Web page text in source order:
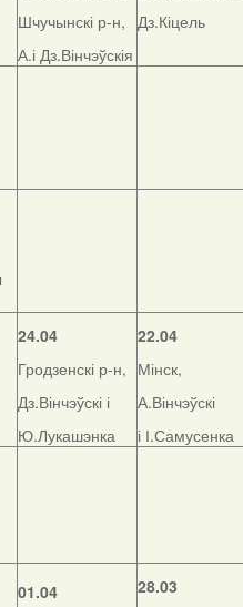
Шчучынскі р-н,
А.і Дз.Вінчэўскія
Дз.Кіцель
24.04
Гродзенскі р-н,
Дз.Вінчэўскі і
Ю.Лукашэнка
22.04
Мінск,
А.Вінчэўскі
і І.Самусенка
01.04
28.03